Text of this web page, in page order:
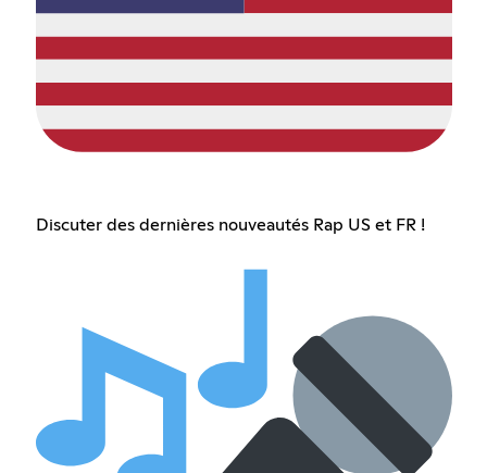
Discuter des dernières nouveautés Rap US et FR !